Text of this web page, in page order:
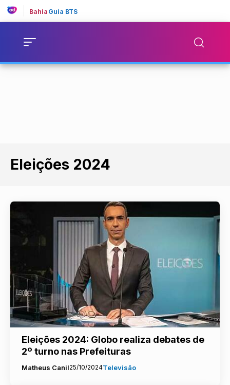
Bahia Guia BTS
Eleições 2024
Eleições 2024: Globo realiza debates de
2º turno nas Prefeituras
Matheus Canil25/10/2024Televisão